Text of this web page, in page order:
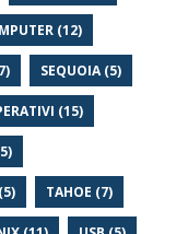
(12)
SEQUOIA (5)
(15)
TAHOE (7)